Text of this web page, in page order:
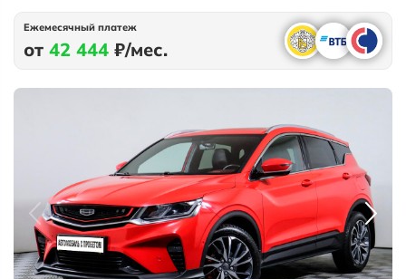
Ежемесячный платеж
от 42 444 ₽/мес.